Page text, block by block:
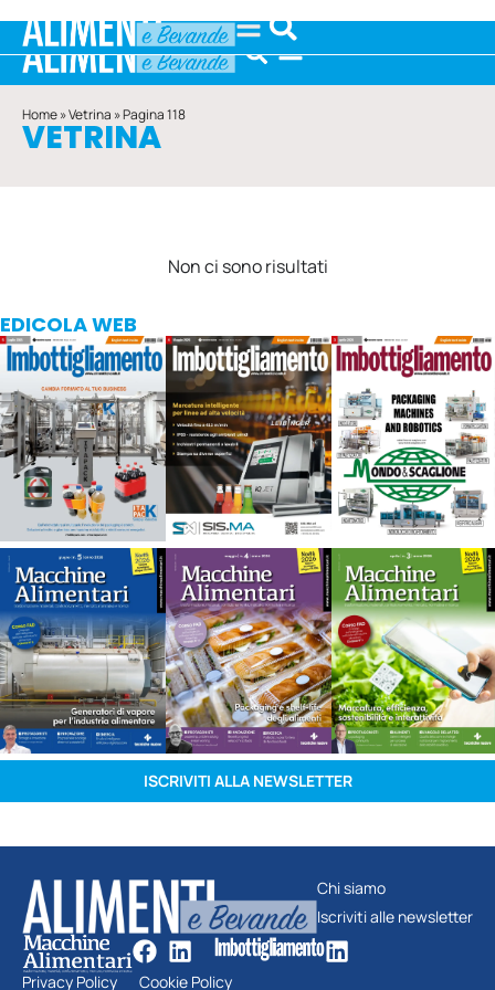
Home»Vetrina »Pagina 118
VETRINA
Non ci sono risultati
EDICOLA WEB
ISCRIVITI ALLA NEWSLETTER
Chi siamo
Iscriviti alle newsletter
Privacy Policy Cookie Policy